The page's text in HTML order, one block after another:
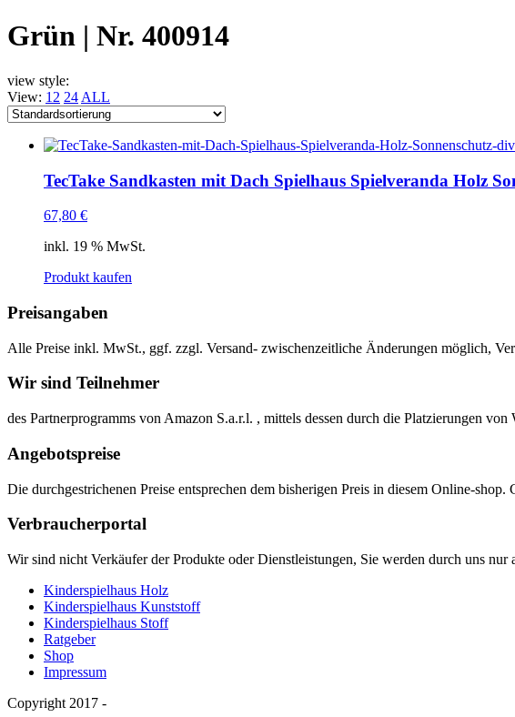
Grün | Nr. 400914
view style:
View: 12 24 ALL
TecTake Sandkasten mit Dach Spielhaus Spielveranda Holz
67,80 €
inkl. 19 % MwSt.
Produkt kaufen
Preisangaben
Alle Preise inkl. MwSt., ggf. zzgl. Versand- zwischenzeitliche Änderungen möglich,
Wir sind Teilnehmer
des Partnerprogramms von Amazon S.a.r.l. , mittels dessen durch die Platzierungen
Angebotspreise
Die durchgestrichenen Preise entsprechen dem bisherigen Preis in diesem Online-
Verbraucherportal
Wir sind nicht Verkäufer der Produkte oder Dienstleistungen, Sie werden durch uns
Kinderspielhaus Holz
Kinderspielhaus Kunststoff
Kinderspielhaus Stoff
Ratgeber
Shop
Impressum
Copyright 2017 -